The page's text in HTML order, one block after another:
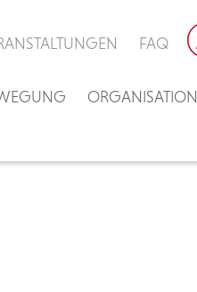
ORGANISATION
FAQ